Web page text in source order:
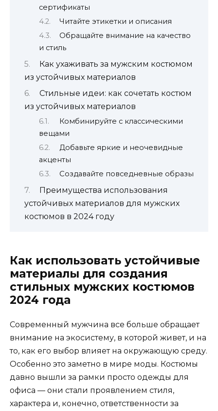
сертификаты
Читайте этикетки и описания
Обращайте внимание на качество
и стиль
Как ухаживать за мужским костюмом
из устойчивых материалов
Стильные идеи: как сочетать костюм
из устойчивых материалов
Комбинируйте с классическими
вещами
Добавьте яркие и неочевидные
акценты
Создавайте повседневные образы
Преимущества использования
устойчивых материалов для мужских
костюмов в 2024 году
Как использовать устойчивые
материалы для создания
стильных мужских костюмов
2024 года
Современный мужчина все больше обращает
внимание на экосистему, в которой живет, и на
то, как его выбор влияет на окружающую среду.
Особенно это заметно в мире моды. Костюмы
давно вышли за рамки просто одежды для
офиса — они стали проявлением стиля,
характера и, конечно, ответственности за